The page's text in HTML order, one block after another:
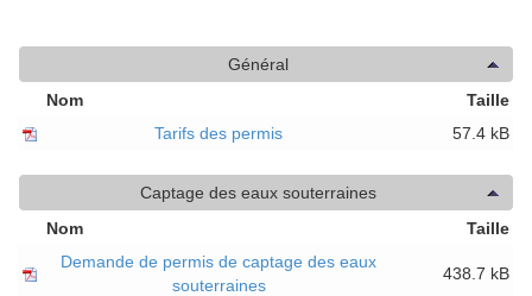
Général
Nom
Taille
Tarifs des permis
57.4 kB
Captage des eaux souterraines
Nom
Taille
Demande de permis de captage des eaux
souterraines
438.7 kB